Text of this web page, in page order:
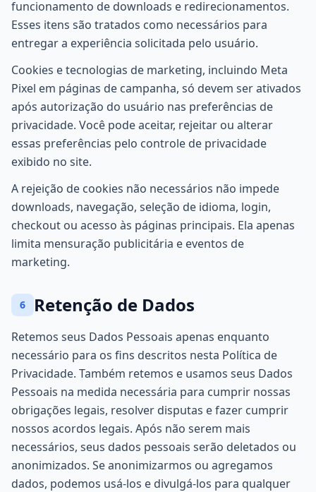
funcionamento de downloads e redirecionamentos.
Esses itens são tratados como necessários para
entregar a experiência solicitada pelo usuário.
Cookies e tecnologias de marketing, incluindo Meta
Pixel em páginas de campanha, só devem ser ativados
após autorização do usuário nas preferências de
privacidade. Você pode aceitar, rejeitar ou alterar
essas preferências pelo controle de privacidade
exibido no site.
A rejeição de cookies não necessários não impede
downloads, navegação, seleção de idioma, login,
checkout ou acesso às páginas principais. Ela apenas
limita mensuração publicitária e eventos de
marketing.
6 Retenção de Dados
Retemos seus Dados Pessoais apenas enquanto
necessário para os fins descritos nesta Política de
Privacidade. Também retemos e usamos seus Dados
Pessoais na medida necessária para cumprir nossas
obrigações legais, resolver disputas e fazer cumprir
nossos acordos legais. Após não serem mais
necessários, seus dados pessoais serão deletados ou
anonimizados. Se anonimizarmos ou agregamos
dados, podemos usá-los e divulgá-los para qualquer